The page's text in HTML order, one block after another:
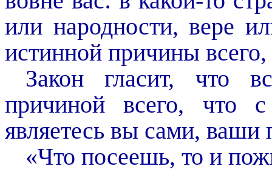
или народности, вере
истинной причины
Закон гласит, что
причиной всего, что
являетесь вы сами,
«Что посеешь, то и